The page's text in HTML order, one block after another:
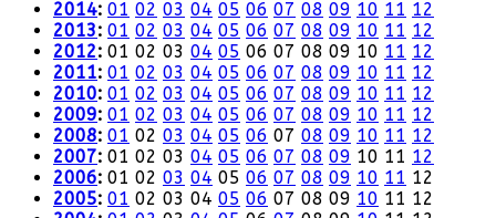
2014: 01 02 03 04 05 06 07 08 09 10 11 12
2013: 01 02 03 04 05 06 07 08 09 10 11 12
2012: 01 02 03 04 05 06 07 08 09 10 11 12
2011: 01 02 03 04 05 06 07 08 09 10 11 12
2010: 01 02 03 04 05 06 07 08 09 10 11 12
2009: 01 02 03 04 05 06 07 08 09 10 11 12
2008: 01 02 03 04 05 06 07 08 09 10 11 12
2007: 01 02 03 04 05 06 07 08 09 10 11 12
2006: 01 02 03 04 05 06 07 08 09 10 11 12
2005: 01 02 03 04 05 06 07 08 09 10 11 12